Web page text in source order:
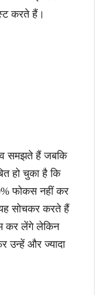
करते हैं।
समझते हैं जबकि
हो चुका है कि
फोकस नहीं कर
सोचकर करते हैं
कर लेंगे लेकिन
उन्हें और ज्यादा